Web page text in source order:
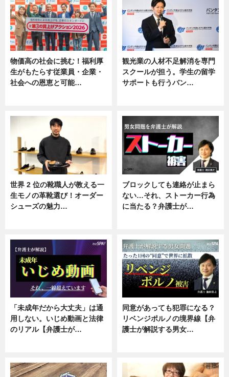
物価高の社会に挑む！福利厚
生がもたらす従業員・企業・
社会への恩恵と可能…
観光業の人材不足解消を専門
スクールが担う。学生の留学
サポートも行うバン…
世界 2 位の靴職人が教える一
生モノの革靴選び！オーダー
シューズの魅力…
ブロックしても連絡が止まら
ない…それ、ストーカー行為
に当たる？弁護士が…
「未成年だから大丈夫」は通
用しない。いじめ動画と法律
のリアル【弁護士が…
同意があっても犯罪になる？
リベンジポルノの境界線【弁
護士が解説する男女…